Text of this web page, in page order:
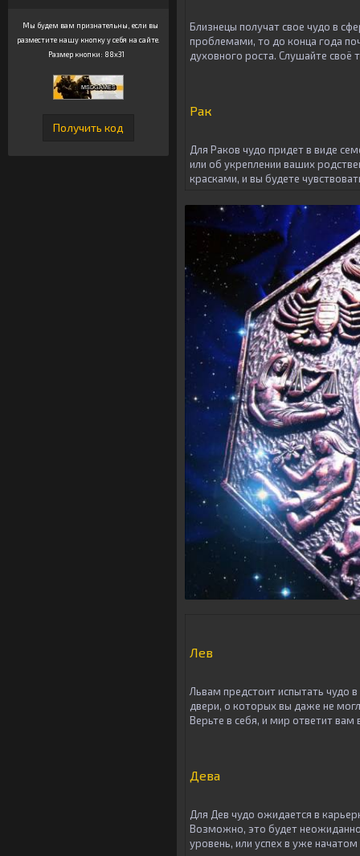
Мы будем вам признательны, если вы
разместите нашу кнопку у себя на сайте.
Размер кнопки: 88x31
Близнецы получат свое чудо в
проблемами, то до конца года
духовного роста. Слушайте своё
Рак
Для Раков чудо придет в виде
или об укреплении ваших
красками, и вы будете
Лев
Львам предстоит испытать чудо
двери, о которых вы даже не
Верьте в себя, и мир ответит вам
Дева
Для Дев чудо ожидается в
Возможно, это будет
уровень, или успех в уже